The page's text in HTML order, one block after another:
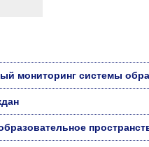
мониторинг системы